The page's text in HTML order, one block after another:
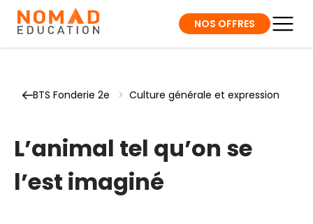
NOS OFFRES
BTS Fonderie 2e > Culture générale et expression
L’animal tel qu’on se
l’est imaginé